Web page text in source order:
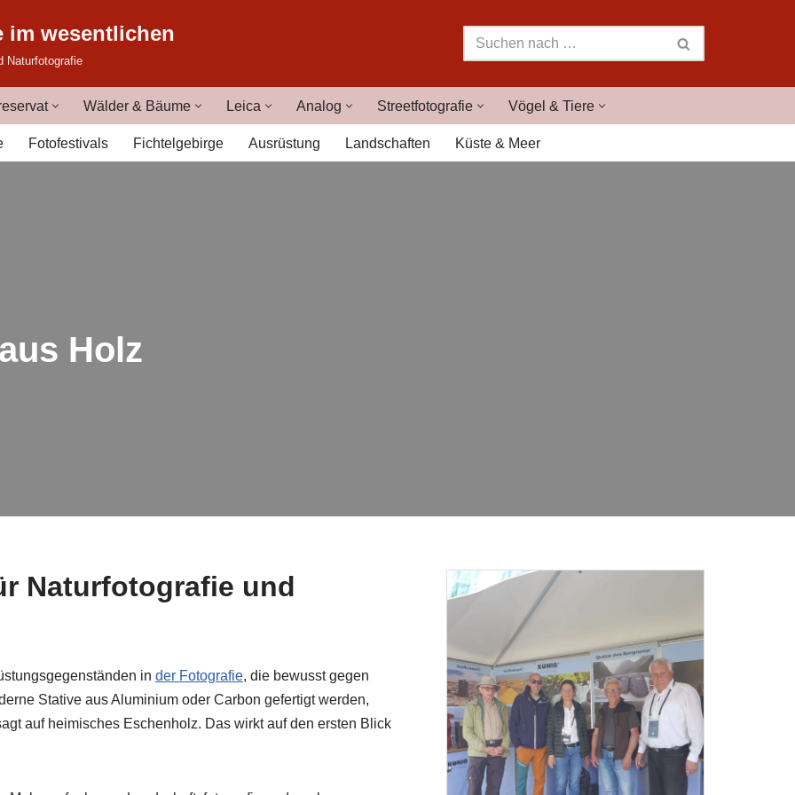
im wesentlichen
Naturfotografie
Wälder & Bäume Leica Analog Streetfotografie Vögel & Tiere
Fotofestivals Fichtelgebirge Ausrüstung Landschaften Küste & Meer
Holz
Naturfotografie und
in der Fotografie, die bewusst gegen
Stative aus Aluminium oder Carbon gefertigt werden,
auf heimisches Eschenholz. Das wirkt auf den ersten Blick